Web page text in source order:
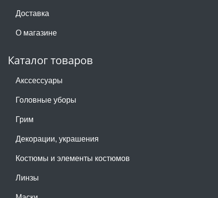
Доставка
О магазине
Каталог товаров
Акссессуары
Головные уборы
Грим
Декорации, украшения
Костюмы и элементы костюмов
Линзы